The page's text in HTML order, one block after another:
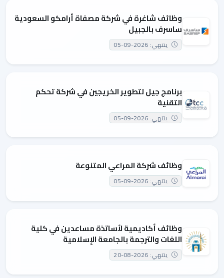
وظائف شاغرة في شركة مصفاة أرامكو السعودية
ساسرف بالجبيل
ينتهي: 2026-09-05
برنامج جيل لتطوير الخريجين في شركة تحكم
التقنية
ينتهي: 2026-09-05
وظائف شركة المراعي المتنوعة
ينتهي: 2026-09-05
وظائف أكاديمية لأساتذة مساعدين في كلية
اللغات والترجمة بالجامعة الإسلامية
ينتهي: 2026-08-20